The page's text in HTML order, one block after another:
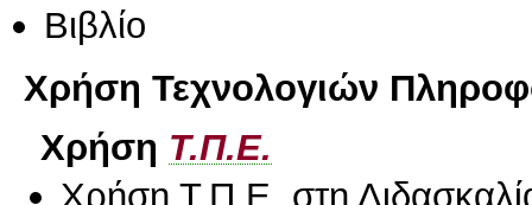
Βιβλίο
Χρήση Τεχνολογιών
Χρήση Τ.Π.Ε.
Χρήση Τ.Π.Ε. στη